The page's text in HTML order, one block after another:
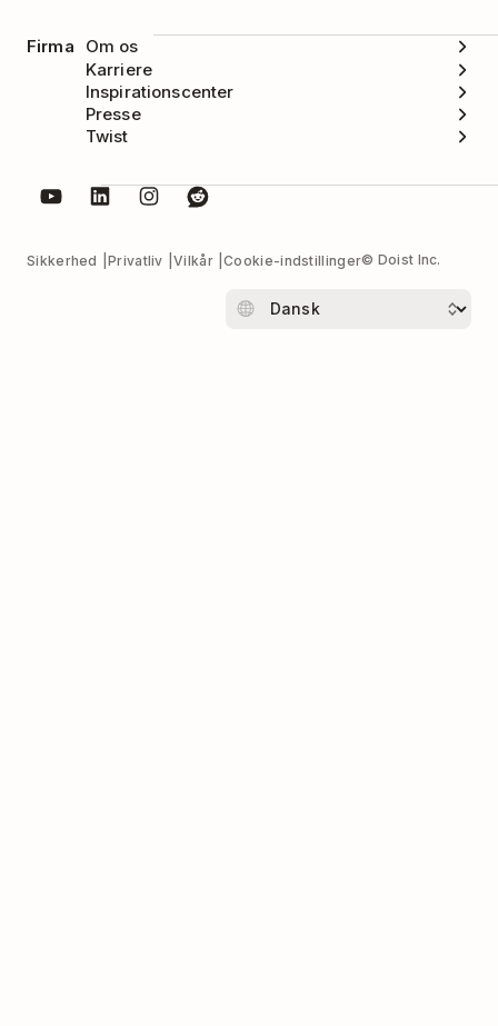
Firma
Om os
Karriere
Inspirationscenter
Presse
Twist
Sikkerhed Privatliv Vilkår Cookie-indstillinger© Doist Inc.